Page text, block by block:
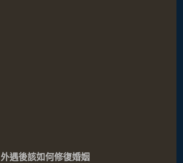
外遇後該如何修復婚姻